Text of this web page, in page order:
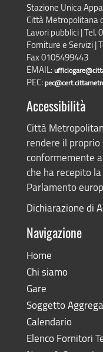
Stazione Unica
Città Metropolitana
Lavori pubblici | Tel.
Forniture e Servizi |
Fax 0105499443
EMAIL:
PEC:
Accessibilità
Città
rendere il
conformemente
che ha recepito
Parlamento
Dichiarazione di
Navigazione
Home
Chi siamo
Gare
Soggetto
Calendario
Elenco Fornitori